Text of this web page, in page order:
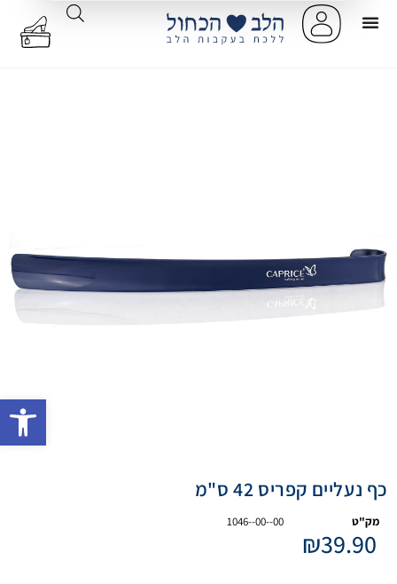
כף נעליים קפריס 42 ס"מ
מק"ט 1046--00--00
₪39.90